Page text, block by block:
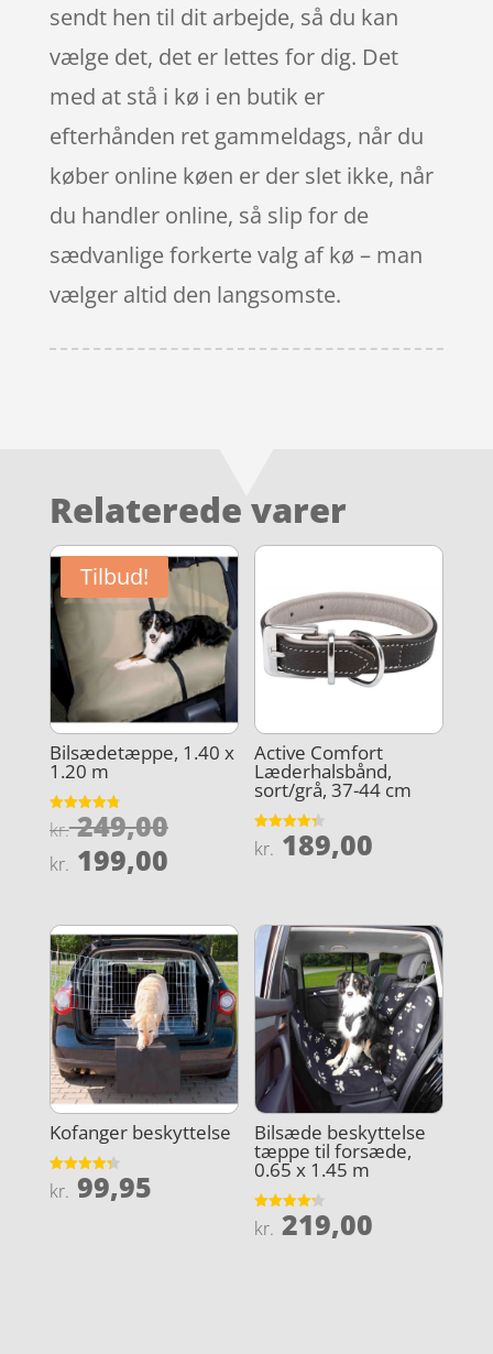
sendt hen til dit arbejde, så du kan
vælge det, det er lettes for dig. Det
med at stå i kø i en butik er
efterhånden ret gammeldags, når du
køber online køen er der slet ikke, når
du handler online, så slip for de
sædvanlige forkerte valg af kø – man
vælger altid den langsomste.
Relaterede varer
Tilbud!
Bilsædetæppe, 1.40 x
1.20 m
Vurderet
4.8
kr.249,00Den
oprindelige
kr. 249,00.
kr. 199,00Den
pris
er:
kr. 199,00.
Active Comfort
Læderhalsbånd,
sort/grå, 37-44 cm
Vurderet
4.3
kr. 189,00
Kofanger beskyttelse
Vurderet
4.3
kr. 99,95
Bilsæde beskyttelse
tæppe til forsæde,
0.65 x 1.45 m
Vurderet
4.2
kr. 219,00